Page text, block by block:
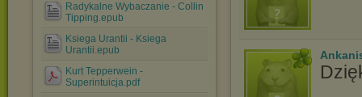
Radykalne Wybaczanie - Collin
Tipping.epub
Ksiega Urantii - Ksiega
Urantii.epub
Kurt Tepperwein -
Superintuicja.pdf